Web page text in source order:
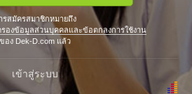
รสมัครสมาชิกหมายถึง
องข้อมูลส่วนบุคคลและข้อตกลงการใช้งาน
ของ Dek-D.com แล้ว
เข้าสู่ระบบ